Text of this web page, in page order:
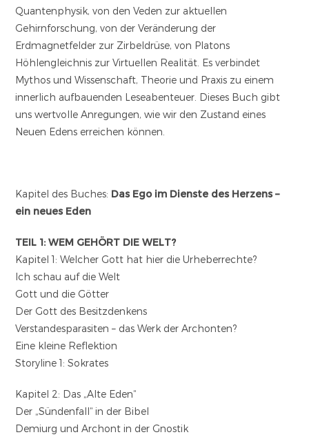
Quantenphysik, von den Veden zur aktuellen
Gehirnforschung, von der Veränderung der
Erdmagnetfelder zur Zirbeldrüse, von Platons
Höhlengleichnis zur Virtuellen Realität. Es verbindet
Mythos und Wissenschaft, Theorie und Praxis zu einem
innerlich aufbauenden Leseabenteuer. Dieses Buch gibt
uns wertvolle Anregungen, wie wir den Zustand eines
Neuen Edens erreichen können.
Kapitel des Buches: Das Ego im Dienste des Herzens –
ein neues Eden
TEIL 1: WEM GEHÖRT DIE WELT?
Kapitel 1: Welcher Gott hat hier die Urheberrechte?
Ich schau auf die Welt
Gott und die Götter
Der Gott des Besitzdenkens
Verstandesparasiten – das Werk der Archonten?
Eine kleine Reflektion
Storyline 1: Sokrates
Kapitel 2: Das „Alte Eden“
Der „Sündenfall“ in der Bibel
Demiurg und Archont in der Gnostik